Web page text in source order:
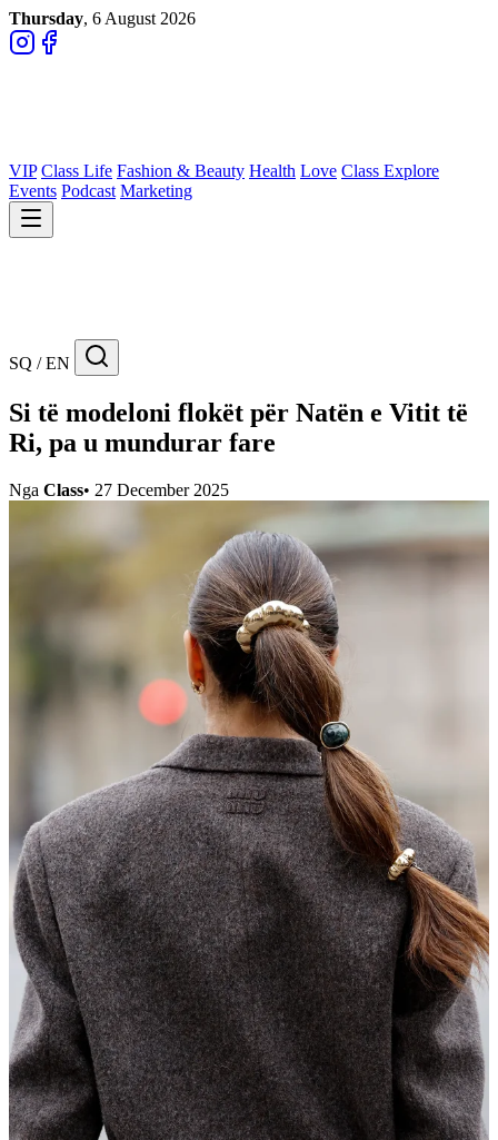
Thursday, 6 August 2026
VIP Class Life Fashion & Beauty Health Love Class Explore
Events Podcast Marketing
SQ / EN
Si të modeloni flokët për Natën e Vitit të
Ri, pa u mundurar fare
Nga Class• 27 December 2025